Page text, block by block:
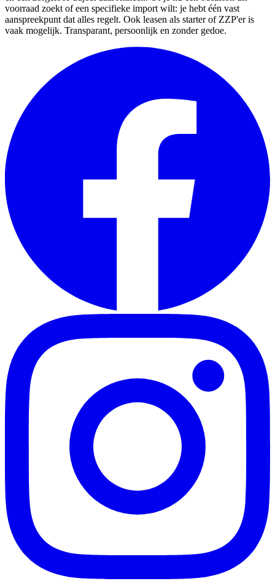
voorraad zoekt of een specifieke import wilt: je hebt één vast
aanspreekpunt dat alles regelt. Ook leasen als starter of ZZP'er is
vaak mogelijk. Transparant, persoonlijk en zonder gedoe.